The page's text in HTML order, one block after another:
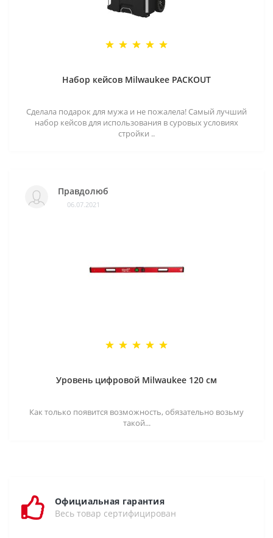
Набор кейсов Milwaukee PACKOUT
Сделала подарок для мужа и не пожалела! Самый лучший
набор кейсов для использования в суровых условиях
стройки ..
Правдолюб
06.07.2021
Уровень цифровой Milwaukee 120 см
Как только появится возможность, обязательно возьму
такой...
Официальная гарантия
Весь товар сертифицирован